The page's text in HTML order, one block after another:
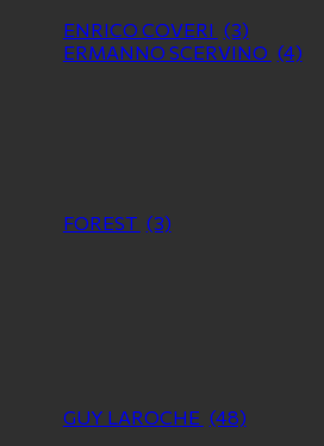
ENRICO COVERI (3)
ERMANNO SCERVINO (4)
FOREST (3)
GUY LAROCHE (48)